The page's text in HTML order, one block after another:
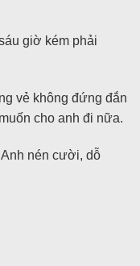
giờ kém phải
vẻ không đứng đắn
cho anh đi nữa.
nén cười, dỗ